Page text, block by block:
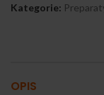
Kategorie:
OPIS